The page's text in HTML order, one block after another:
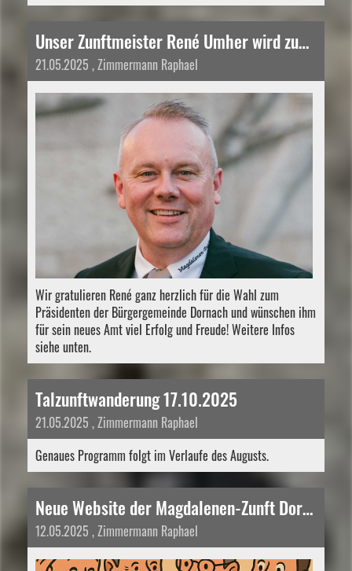
Unser Zunftmeister René Umher wird zum Präsidenten der Bürgergemeinde Dornach gewählt!
21.05.2025 , Zimmermann Raphael
Wir gratulieren René ganz herzlich für die Wahl zum
Präsidenten der Bürgergemeinde Dornach und wünschen ihm
für sein neues Amt viel Erfolg und Freude! Weitere Infos
siehe unten.
Talzunftwanderung 17.10.2025
21.05.2025 , Zimmermann Raphael
Genaues Programm folgt im Verlaufe des Augusts.
Neue Website der Magdalenen-Zunft Dornach
12.05.2025 , Zimmermann Raphael